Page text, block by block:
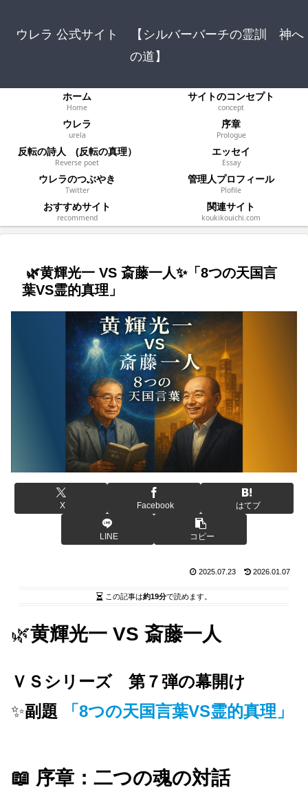
ウレラ 公式サイト 【シルバーバーチの霊訓 神へ
の道】
ホーム
Home
サイトのコンセプト
concept
ウレラ
urela
序章
Prologue
反転の詩人 (反転の真理）
Reverse poet
エッセイ
Essay
ウレラのつぶやき
Twitter
管理人プロフィール
Plofile
おすすめサイト
recommend
関連サイト
koukikouichi.com
🌿黄輝光一 VS 斎藤一人✨「8つの天国言
葉VS霊的真理」
X Facebook はてブ
LINE コピー
2025.07.23 2026.01.07
この記事は約19分で読めます。
🌿黄輝光一 VS 斎藤一人
ＶＳ シリーズ 第７弾の幕開け
✨副題 「8つの天国言葉VS霊的真理」
📖 序章：二つの魂の対話